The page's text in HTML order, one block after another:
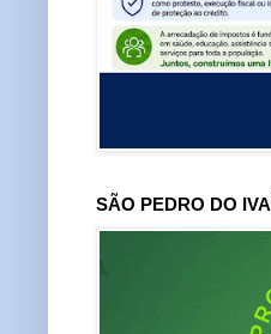
SÃO PEDRO DO IVAÍ